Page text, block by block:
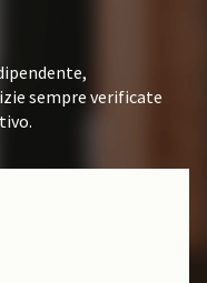
sempre verificate